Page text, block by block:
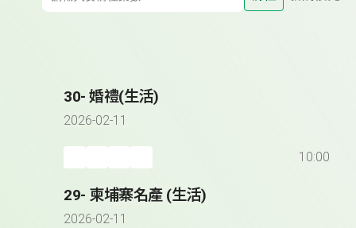
30- 婚禮(生活)
2026-02-11
10:00
29- 柬埔寨名產 (生活)
2026-02-11